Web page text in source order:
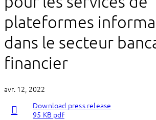
plateformes
dans le secteur
financier
avr. 12, 2022
Download press release
95 KB pdf